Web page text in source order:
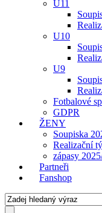
U11
U10
U9
Fotbalové
GDPR
ŽENY
Soupiska
Realizační
zápasy
Partneři
Fanshop